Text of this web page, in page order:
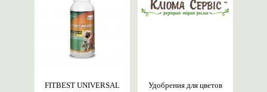
FITBEST UNIVERSAL Удобрения для цветов